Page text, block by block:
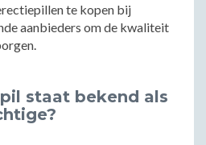
te kopen bij
aanbieders om de kwaliteit
staat bekend als